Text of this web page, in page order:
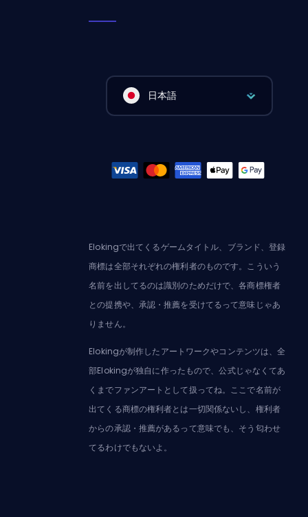
日本語
Elokingで出てくるゲームタイトル、ブランド、登録
商標は全部それぞれの権利者のものです。こういう
名前を出してるのは識別のためだけで、各商標権者
との提携や、承認・推薦を受けてるって意味じゃあ
りません。
Elokingが制作したアートワークやコンテンツは、全
部Elokingが独自に作ったもので、公式じゃなくてあ
くまでファンアートとして扱ってね。ここで名前が
出てくる商標の権利者とは一切関係ないし、権利者
からの承認・推薦があるって意味でも、そう匂わせ
てるわけでもないよ。